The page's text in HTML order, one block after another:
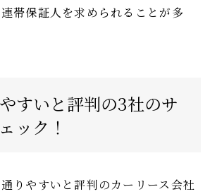
帯保証人を求められることが多
すいと評判の3社のサ
ック！
りやすいと評判のカーリース会社